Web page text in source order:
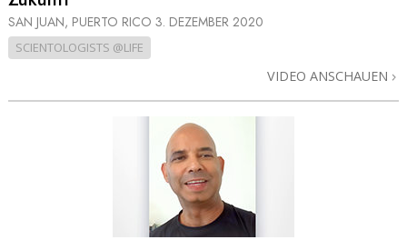
SAN JUAN, PUERTO RICO 3. DEZEMBER 2020
SCIENTOLOGISTS @LIFE
VIDEO ANSCHAUEN